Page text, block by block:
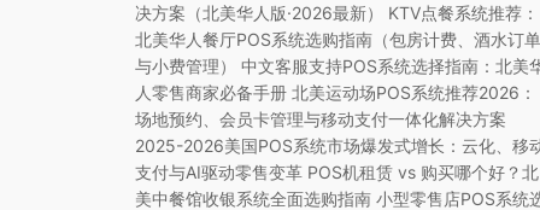
决方案（北美华人版·2026最新） KTV点餐系统推荐：
北美华人餐厅POS系统选购指南（包房计费、酒水订单
与小费管理） 中文客服支持POS系统选择指南：北美
人零售商家必备手册 北美运动场POS系统推荐2026：
场地预约、会员卡管理与移动支付一体化解决方案
2025-2026美国POS系统市场爆发式增长：云化、移
支付与AI驱动零售变革 POS机租赁 vs 购买哪个好？北
美中餐馆收银系统全面选购指南 小型零售店POS系统